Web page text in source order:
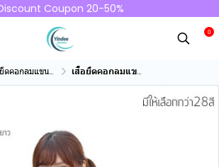
Coupon 20-50%
0
กลมแขนยาว คอทตอน100% เสื้อยืดคอกลมแขนยาวคอทตอน100% สีดำ